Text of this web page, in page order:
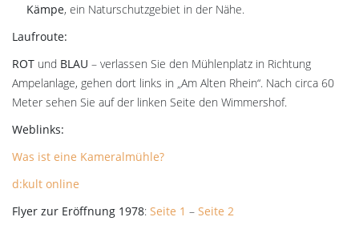
Kämpe, ein Naturschutzgebiet in der Nähe.
Laufroute:
ROT und BLAU – verlassen Sie den Mühlenplatz in Richtung
Ampelanlage, gehen dort links in „Am Alten Rhein“. Nach circa 60
Meter sehen Sie auf der linken Seite den Wimmershof.
Weblinks:
Was ist eine Kameralmühle?
d:kult online
Flyer zur Eröffnung 1978: Seite 1 – Seite 2